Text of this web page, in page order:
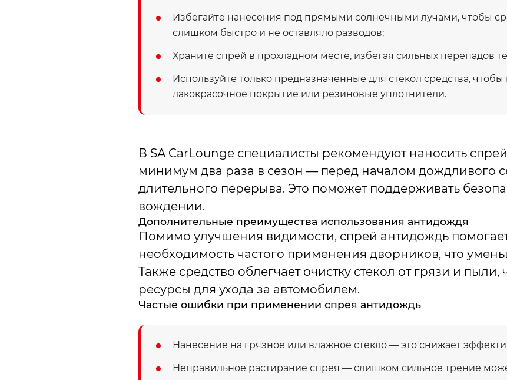
Избегайте нанесения под прямыми солнечными лучами, чтобы
слишком быстро и не оставляло разводов;
Храните спрей в прохладном месте, избегая сильных перепадов
Используйте только предназначенные для стекол средства,
лакокрасочное покрытие или резиновые уплотнители.
В SA CarLounge специалисты рекомендуют наносить
минимум два раза в сезон — перед началом дождливого
длительного перерыва. Это поможет поддерживать
вождении.
Дополнительные преимущества использования антидождя
Помимо улучшения видимости, спрей антидождь
необходимость частого применения дворников, что
Также средство облегчает очистку стекол от грязи и
ресурсы для ухода за автомобилем.
Частые ошибки при применении спрея антидождь
Нанесение на грязное или влажное стекло — это снижает
Неправильное растирание спрея — слишком сильное трение